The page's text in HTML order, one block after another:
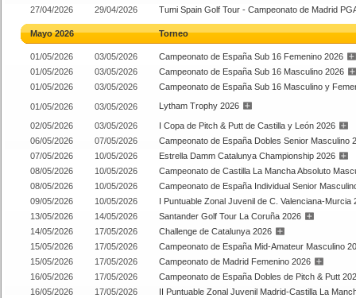
27/04/2026
29/04/2026 Tumi Spain Golf Tour - Campeonato de Madrid
Mayo 2026 Torneo
01/05/2026 03/05/2026
Campeonato de España Sub 16 Femenino 2026
01/05/2026
03/05/2026
Campeonato de España Sub 16 Masculino 2026
01/05/2026
03/05/2026 Campeonato de España Sub 16 Masculino y
01/05/2026 03/05/2026 Lytham Trophy 2026
02/05/2026 03/05/2026
I Copa de Pitch & Putt de Castilla y León 2026
06/05/2026
07/05/2026
Campeonato de España Dobles Senior Masculino
07/05/2026
10/05/2026
Estrella Damm Catalunya Championship 2026
08/05/2026
10/05/2026
Campeonato de Castilla La Mancha Absoluto
08/05/2026
10/05/2026
Campeonato de España Individual Senior
09/05/2026
10/05/2026
I Puntuable Zonal Juvenil de C. Valenciana-Murcia
13/05/2026
14/05/2026
Santander Golf Tour La Coruña 2026
14/05/2026
17/05/2026
Challenge de Catalunya 2026
15/05/2026
17/05/2026
Campeonato de España Mid-Amateur Masculino
15/05/2026
17/05/2026
Campeonato de Madrid Femenino 2026
16/05/2026
17/05/2026
Campeonato de España Dobles de Pitch & Putt
16/05/2026
17/05/2026 II Puntuable Zonal Juvenil Madrid-Castilla La